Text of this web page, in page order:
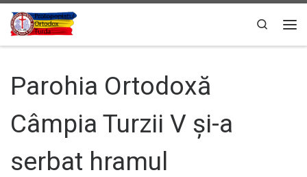
Sari la conținut
Search
Parohia Ortodoxă
Câmpia Turzii V și-a
serbat hramul